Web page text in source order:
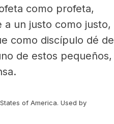
como profeta,
un justo como justo,
como discípulo dé de
de estos pequeños,
of America. Used by